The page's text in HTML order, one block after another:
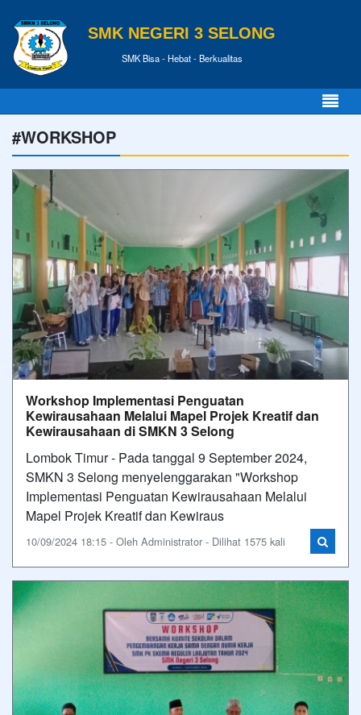
SMK NEGERI 3 SELONG
SMK Bisa - Hebat - Berkualitas
#WORKSHOP
Workshop Implementasi Penguatan
Kewirausahaan Melalui Mapel Projek Kreatif dan
Kewirausahaan di SMKN 3 Selong
Lombok Timur - Pada tanggal 9 September 2024,
SMKN 3 Selong menyelenggarakan "Workshop
Implementasi Penguatan Kewirausahaan Melalui
Mapel Projek Kreatif dan Kewiraus
10/09/2024 18:15 - Oleh Administrator - Dilihat 1575 kali